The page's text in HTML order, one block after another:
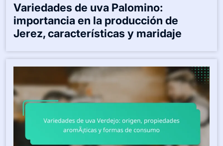
Variedades de uva Palomino:
importancia en la producción de
Jerez, características y maridaje